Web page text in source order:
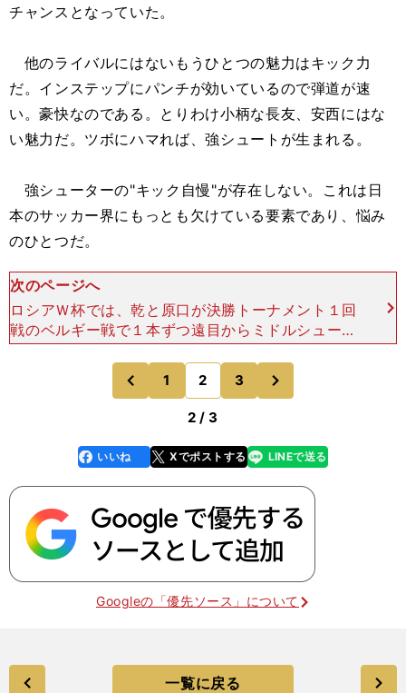
チャンスとなっていた。
他のライバルにはないもうひとつの魅力はキック力
だ。インステップにパンチが効いているので弾道が速
い。豪快なのである。とりわけ小柄な長友、安西にはな
い魅力だ。ツボにハマれば、強シュートが生まれる。
強シューターの"キック自慢"が存在しない。これは日
本のサッカー界にもっとも欠けている要素であり、悩み
のひとつだ。
次のページへ
ロシアＷ杯では、乾と原口が決勝トーナメント１回
戦のベルギー戦で１本ずつ遠目からミドルシュート
を決めているが、これには味方もビックリしたほど
だ。コンスタントには望めないプレーと言ってい
い。強シュートが期
前
のページへ
1 2 3
2 / 3
faceboo
k
いいね Xでポストする
line LINEで送る
Googleの「優先ソース」について
一覧に戻る